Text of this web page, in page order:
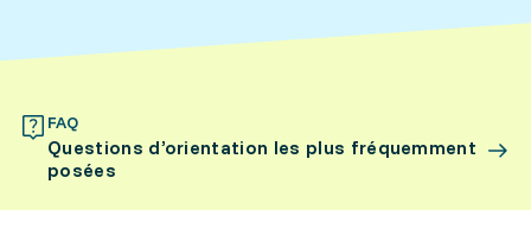
FAQ
Questions d’orientation les plus fréquemment
posées